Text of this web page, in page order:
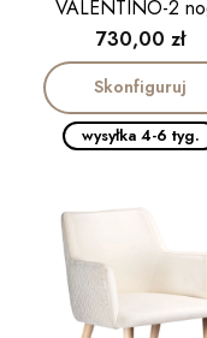
VALENTINO-2
drewniana
Cena
730,00 zł
Skonfiguruj
wysyłka 4-6 tyg.